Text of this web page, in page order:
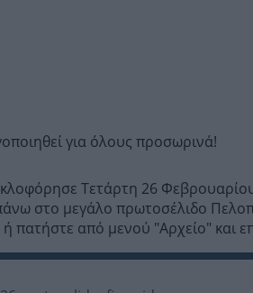
για όλους προσωρινά!
Τετάρτη 26
στο μεγάλο πρωτοσέλιδο
ή πατήστε από μενού "Αρχείο" και